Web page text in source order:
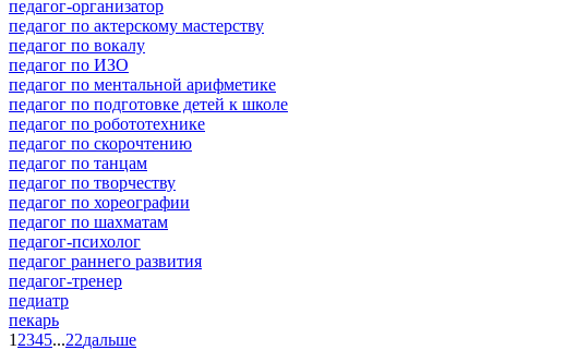
педагог-организатор
педагог по актерскому мастерству
педагог по вокалу
педагог по ИЗО
педагог по ментальной арифметике
педагог по подготовке детей к школе
педагог по робототехнике
педагог по скорочтению
педагог по танцам
педагог по творчеству
педагог по хореографии
педагог по шахматам
педагог-психолог
педагог раннего развития
педагог-тренер
педиатр
пекарь
1 2345...22дальше